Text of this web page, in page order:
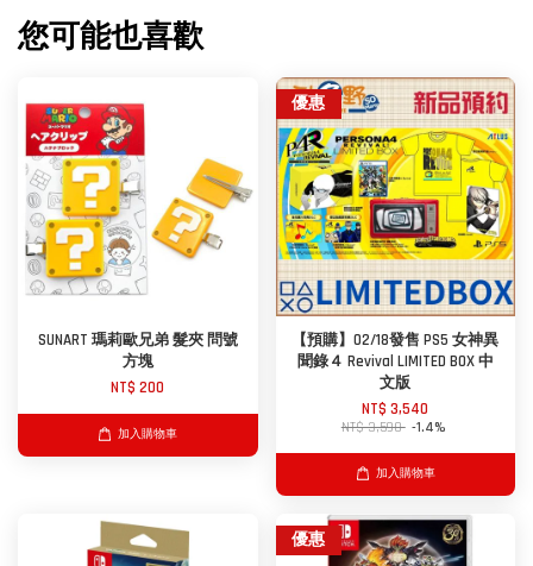
您可能也喜歡
SUNART 瑪莉歐兄弟 髮夾 問號
方塊
NT$ 200
加入購物車
優惠
【預購】02/18發售 PS5 女神異
聞錄４ Revival LIMITED BOX 中
文版
NT$ 3,540
NT$ 3,590 -1.4%
加入購物車
優惠